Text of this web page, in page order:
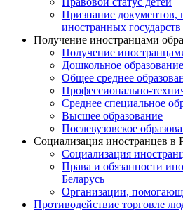
Признание документов,
иностранных государств
Получение иностранцами
Получение
Дошкольное образование
Общее среднее
Профессионально-
Среднее специальное
Высшее образование
Послевузовское
Социализация иностранцев в
Социализация
Права и обязанности
Беларусь
Oрганизации,
Противодействие торговле